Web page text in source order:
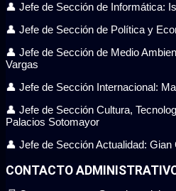
👤 Jefe de Sección de Informática:
👤 Jefe de Sección de Política y
👤 Jefe de Sección de Medio
Vargas
👤 Jefe de Sección Internacional:
👤 Jefe de Sección Cultura,
Palacios Sotomayor
👤 Jefe de Sección Actualidad: Gian
CONTACTO